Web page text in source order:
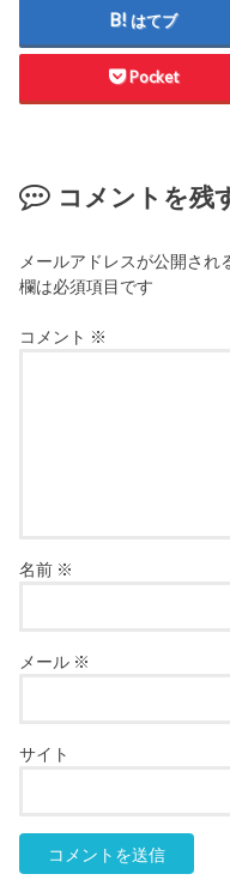
はてブ
Pocket
コメントを残
メールアドレスが公開され
欄は必須項目です
コメント ※
名前 ※
メール ※
サイト